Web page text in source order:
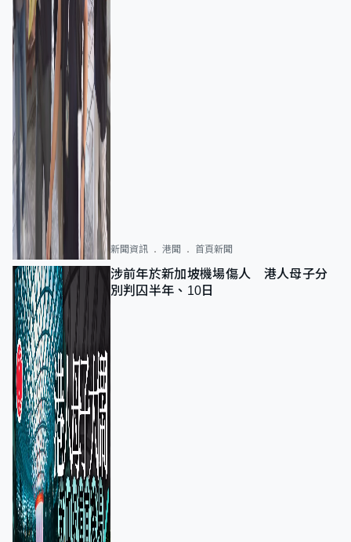
新聞資訊 港聞 首頁新聞
涉前年於新加坡機場傷人 港人母子分
別判囚半年、10日